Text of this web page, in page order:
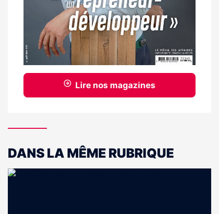
Lire nos magazines
DANS LA MÊME RUBRIQUE